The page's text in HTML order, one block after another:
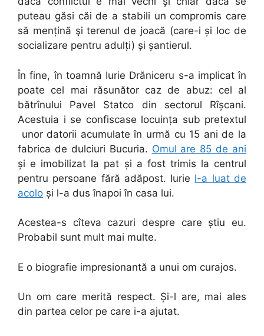
puteau găsi căi de a stabili un compromis care
să mențină şi terenul de joacă (care-i și loc de
socializare pentru adulți) și șantierul.
În fine, în toamnă Iurie Drăniceru s-a implicat în
poate cel mai răsunător caz de abuz: cel al
bătrînului Pavel Statco din sectorul Rîșcani.
Acestuia i se confiscase locuința sub pretextul
unor datorii acumulate în urmă cu 15 ani de la
fabrica de dulciuri Bucuria. Omul are 85 de ani
și e imobilizat la pat și a fost trimis la centrul
pentru persoane fără adăpost. Iurie l-a luat de
acolo și l-a dus înapoi în casa lui.
Acestea-s cîteva cazuri despre care știu eu.
Probabil sunt mult mai multe.
E o biografie impresionantă a unui om curajos.
Un om care merită respect. Și-l are, mai ales
din partea celor pe care i-a ajutat.